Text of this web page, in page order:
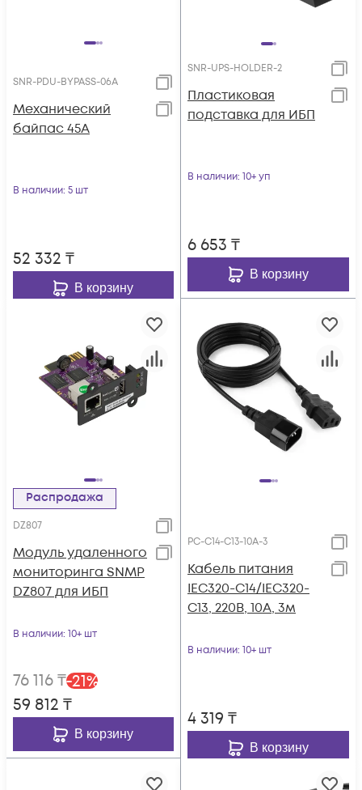
SNR-PDU-BYPASS-06A
Механический
байпас 45А
В наличии: 5 шт
52 332 ₸
В корзину
SNR-UPS-HOLDER-2
Пластиковая
подставка для ИБП
В наличии: 10+ уп
6 653 ₸
В корзину
Распродажа
DZ807
Модуль удаленного
мониторинга SNMP
DZ807 для ИБП
В наличии: 10+ шт
76 116₸-21%
59 812 ₸
В корзину
PC-C14-C13-10A-3
Кабель питания
IEC320-C14/IEC320-
C13, 220B, 10А, 3м
В наличии: 10+ шт
4 319 ₸
В корзину